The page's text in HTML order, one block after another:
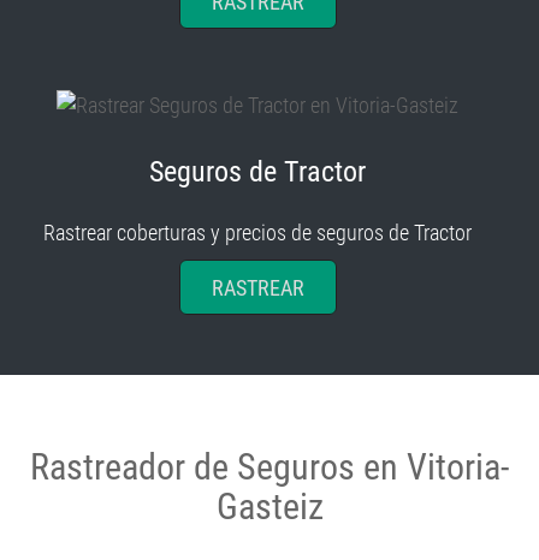
Seguros de Tractor
Rastrear coberturas y precios de seguros de Tractor
RASTREAR
Rastreador de Seguros en Vitoria-
Gasteiz